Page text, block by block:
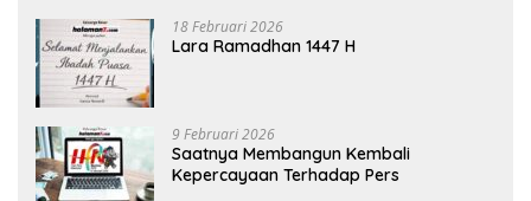
18 Februari 2026
Lara Ramadhan 1447 H
9 Februari 2026
Saatnya Membangun Kembali
Kepercayaan Terhadap Pers